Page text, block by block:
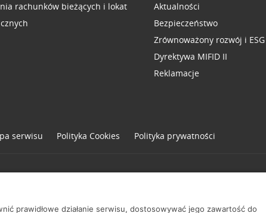
rachunków bieżących i lokat
Aktualności
Bezpieczeństwo
Zrównoważony rozwój i ESG
Dyrektywa MIFID II
Reklamacje
serwisu Polityka Cookies Polityka prywatności
prawidłowe działanie serwisu, dostosowywać jego zawartość do